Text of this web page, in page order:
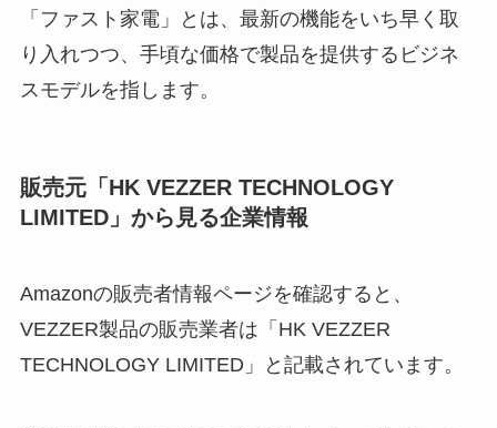
「ファスト家電」とは、最新の機能をいち早く取
り入れつつ、手頃な価格で製品を提供するビジネ
スモデルを指します。
販売元「HK VEZZER TECHNOLOGY
LIMITED」から見る企業情報
Amazonの販売者情報ページを確認すると、
VEZZER製品の販売業者は「HK VEZZER
TECHNOLOGY LIMITED」と記載されています。